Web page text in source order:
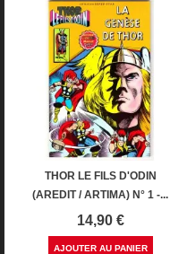
THOR LE FILS D'ODIN
(AREDIT / ARTIMA) N° 1 -...
Prix
14,90 €
AJOUTER AU PANIER